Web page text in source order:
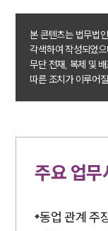
본 콘텐츠는 법무법
각색하여 작성되었
무단 전재, 복제 및
따른 조치가 이루어
주요 업무
동업 관계 주